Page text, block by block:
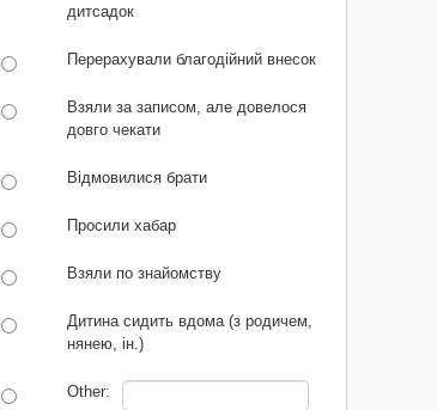
дитсадок
Перерахували благодійний внесок
Взяли за записом, але довелося
довго чекати
Відмовилися брати
Просили хабар
Взяли по знайомству
Дитина сидить вдома (з родичем,
нянею, ін.)
Other: